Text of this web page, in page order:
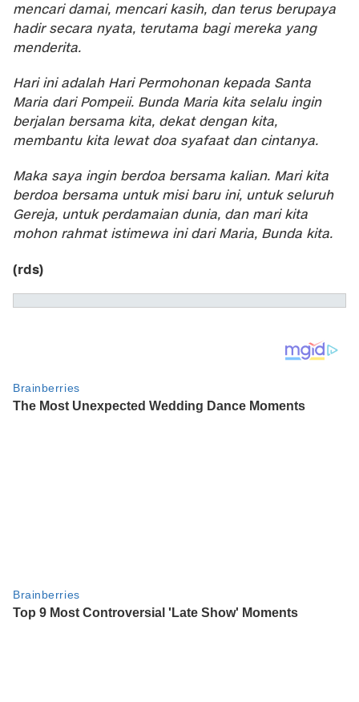
mencari damai, mencari kasih, dan terus berupaya
hadir secara nyata, terutama bagi mereka yang
menderita.
Hari ini adalah Hari Permohonan kepada Santa
Maria dari Pompeii. Bunda Maria kita selalu ingin
berjalan bersama kita, dekat dengan kita,
membantu kita lewat doa syafaat dan cintanya.
Maka saya ingin berdoa bersama kalian. Mari kita
berdoa bersama untuk misi baru ini, untuk seluruh
Gereja, untuk perdamaian dunia, dan mari kita
mohon rahmat istimewa ini dari Maria, Bunda kita.
(rds)